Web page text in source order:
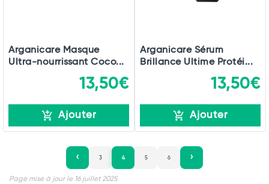
Arganicare Masque
Ultra-nourrissant Coco...
13,50€
Ajouter
Arganicare Sérum
Brillance Ultime Protéi...
13,50€
Ajouter
3 4 5 6
Page mise à jour le 16 juillet 2025